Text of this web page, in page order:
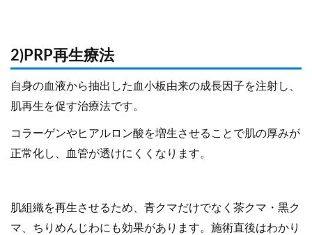
2)PRP再生療法
自身の血液から抽出した血小板由来の成長因子を注射し、
肌再生を促す治療法です。
コラーゲンやヒアルロン酸を増生させることで肌の厚みが
正常化し、血管が透けにくくなります。
肌組織を再生させるため、青クマだけでなく茶クマ・黒ク
マ、ちりめんじわにも効果があります。施術直後はわかり